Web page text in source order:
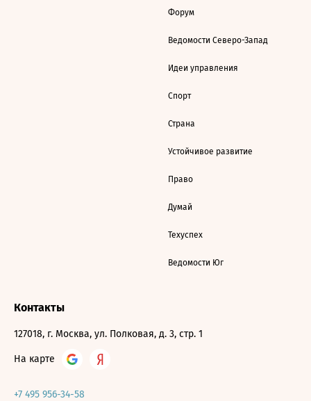
Форум
Ведомости Северо-Запад
Идеи управления
Спорт
Страна
Устойчивое развитие
Право
Думай
Техуспех
Ведомости Юг
Контакты
127018, г. Москва, ул. Полковая, д. 3, стр. 1
На карте
+7 495 956-34-58